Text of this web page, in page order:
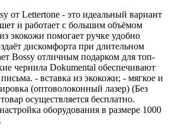
от Lettertone - это идеальный вариант
и работает с большим объёмом
экокожи помогает ручке удобно
дискомфорта при длительном
Bossy отличным подарком для топ-
чернила Dokumental обеспечивают
- вставка из экокожи; - мягкое и
(оптоволоконный лазер) (Без
осуществляется бесплатно.
оборудования в размере 1000